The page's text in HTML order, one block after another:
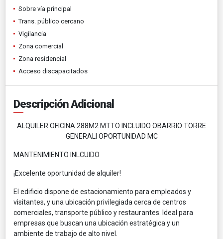
Sobre vía principal
Trans. público cercano
Vigilancia
Zona comercial
Zona residencial
Acceso discapacitados
Descripción Adicional
ALQUILER OFICINA 288M2 MTTO INCLUIDO OBARRIO TORRE
GENERALI OPORTUNIDAD MC
MANTENIMIENTO INLCUIDO
¡Excelente oportunidad de alquiler!
El edificio dispone de estacionamiento para empleados y
visitantes, y una ubicación privilegiada cerca de centros
comerciales, transporte público y restaurantes. Ideal para
empresas que buscan una ubicación estratégica y un
ambiente de trabajo de alto nivel.